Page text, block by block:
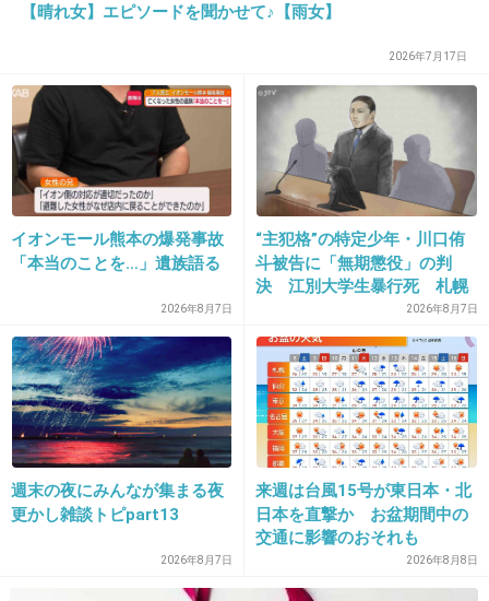
名前聞いたところで知らないだろうなー
+57
19. 匿名2017/04/29(土) 10:55:21
誰だか知らないけど、未成年飲酒とか未成年な
のに深夜勤務とかこれが事実なら店側がアウト
出典：www.cyzowoman.com
+314 -1
【晴れ女】エピソードを聞かせて♪【雨女】
2026年7月17日
イオンモール熊本の爆発事故
「本当のことを…」遺族語る
2026年8月7日
“主犯格”の特定少年・川口侑
斗被告に「無期懲役」の判
決 江別大学生暴行死 札幌
2026年8月7日
週末の夜にみんなが集まる夜
更かし雑談トピpart13
2026年8月7日
来週は台風15号が東日本・北
日本を直撃か お盆期間中の
交通に影響のおそれも
2026年8月8日